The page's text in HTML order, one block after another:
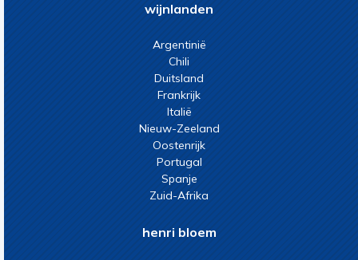
wijnlanden
Argentinië
Chili
Duitsland
Frankrijk
Italië
Nieuw-Zeeland
Oostenrijk
Portugal
Spanje
Zuid-Afrika
henri bloem